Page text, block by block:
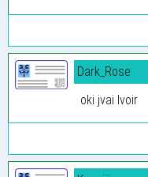
Dark_Rose
oki jvai lvoir